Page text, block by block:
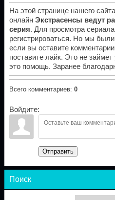
На этой странице нашего
онлайн Экстрасенсы ведут
серия. Для просмотра
регистрироваться. Но мы
если вы оставите
поставите лайк. Это не
это помощь. Заранее
Всего комментариев: 0
Войдите:
Отправить
Поиск